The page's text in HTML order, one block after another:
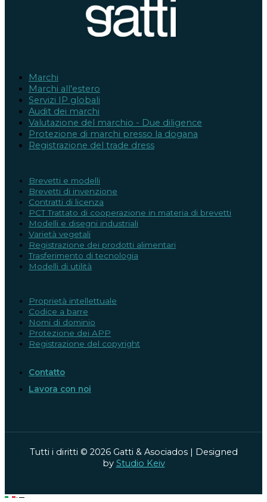
Marchi
Marchi all'estero
Servizi IP globali
Audit dei marchi
Valutazione del marchio - Due diligence
Protezione di marchi presso la dogana
Registrazione del trade dress
Brevetti e modelli
Brevetti di invenzione
Contratti di licenza
PCT Trattato di cooperazione in materia di brevetti
Modelli e disegni industriali
Varietà vegetali
Registrazione dei prodotti alimentari
Trasferimento di tecnologia
Modelli di utilità
Proprietà intellettuale
Codice a barre
Nomi di dominio
Protezione dei APP
Registrazione del copyright
Contatto
Lavora con noi
Tutti i diritti © 2026 Gatti & Asociados | Designed
by Studio Keiv